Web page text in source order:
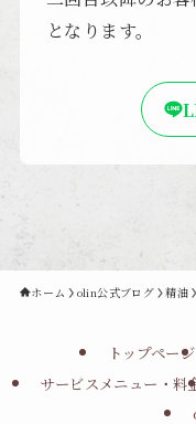
となります。
ホーム olin公式ブログ 精油
トップページ
サービスメニュー・料